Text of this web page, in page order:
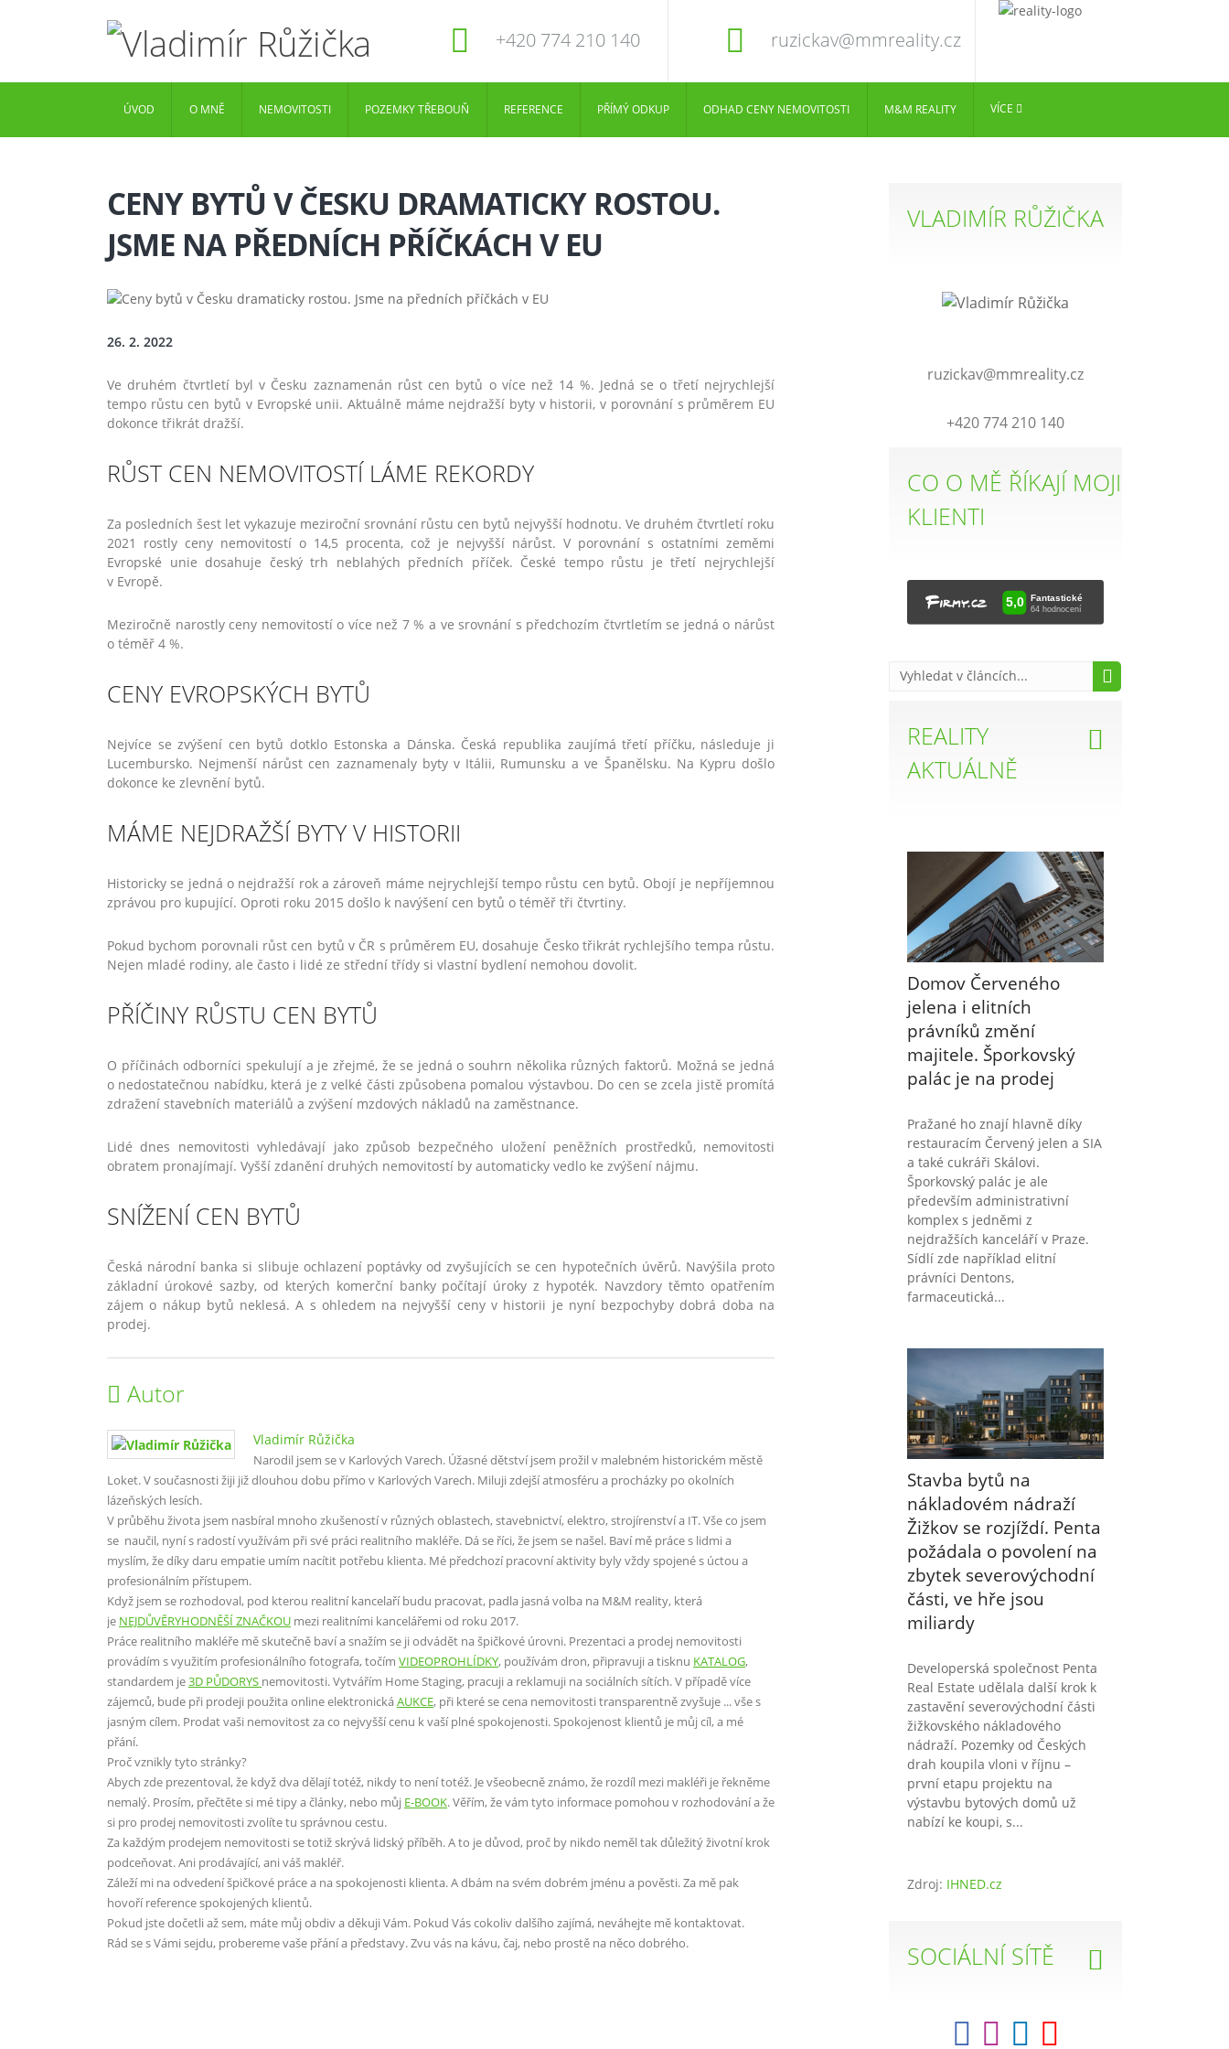
+420 774 210 140 ruzickav@mmreality.cz
ÚVOD O MNĚ NEMOVITOSTI POZEMKY TŘEBOUŇ REFERENCE PŘÍMÝ ODKUP ODHAD CENY NEMOVITOSTI M&M REALITY VÍCE
CENY BYTŮ V ČESKU DRAMATICKY ROSTOU.
JSME NA PŘEDNÍCH PŘÍČKÁCH V EU
26. 2. 2022
Ve druhém čtvrtletí byl v Česku zaznamenán růst cen bytů o více než 14 %. Jedná se o třetí nejrychlejší
tempo růstu cen bytů v Evropské unii. Aktuálně máme nejdražší byty v historii, v porovnání s průměrem EU
dokonce třikrát dražší.
RŮST CEN NEMOVITOSTÍ LÁME REKORDY
Za posledních šest let vykazuje meziroční srovnání růstu cen bytů nejvyšší hodnotu. Ve druhém čtvrtletí roku
2021 rostly ceny nemovitostí o 14,5 procenta, což je nejvyšší nárůst. V porovnání s ostatními zeměmi
Evropské unie dosahuje český trh neblahých předních příček. České tempo růstu je třetí nejrychlejší
v Evropě.
Meziročně narostly ceny nemovitostí o více než 7 % a ve srovnání s předchozím čtvrtletím se jedná o nárůst
o téměř 4 %.
CENY EVROPSKÝCH BYTŮ
Nejvíce se zvýšení cen bytů dotklo Estonska a Dánska. Česká republika zaujímá třetí příčku, následuje ji
Lucembursko. Nejmenší nárůst cen zaznamenaly byty v Itálii, Rumunsku a ve Španělsku. Na Kypru došlo
dokonce ke zlevnění bytů.
MÁME NEJDRAŽŠÍ BYTY V HISTORII
Historicky se jedná o nejdražší rok a zároveň máme nejrychlejší tempo růstu cen bytů. Obojí je nepříjemnou
zprávou pro kupující. Oproti roku 2015 došlo k navýšení cen bytů o téměř tři čtvrtiny.
Pokud bychom porovnali růst cen bytů v ČR s průměrem EU, dosahuje Česko třikrát rychlejšího tempa růstu.
Nejen mladé rodiny, ale často i lidé ze střední třídy si vlastní bydlení nemohou dovolit.
PŘÍČINY RŮSTU CEN BYTŮ
O příčinách odborníci spekulují a je zřejmé, že se jedná o souhrn několika různých faktorů. Možná se jedná
o nedostatečnou nabídku, která je z velké části způsobena pomalou výstavbou. Do cen se zcela jistě promítá
zdražení stavebních materiálů a zvýšení mzdových nákladů na zaměstnance.
Lidé dnes nemovitosti vyhledávají jako způsob bezpečného uložení peněžních prostředků, nemovitosti
obratem pronajímají. Vyšší zdanění druhých nemovitostí by automaticky vedlo ke zvýšení nájmu.
SNÍŽENÍ CEN BYTŮ
Česká národní banka si slibuje ochlazení poptávky od zvyšujících se cen hypotečních úvěrů. Navýšila proto
základní úrokové sazby, od kterých komerční banky počítají úroky z hypoték. Navzdory těmto opatřením
zájem o nákup bytů neklesá. A s ohledem na nejvyšší ceny v historii je nyní bezpochyby dobrá doba na
prodej.
Autor
Vladimír Růžička
Narodil jsem se v Karlových Varech. Úžasné dětství jsem prožil v malebném historickém městě
Loket. V současnosti žiji již dlouhou dobu přímo v Karlových Varech. Miluji zdejší atmosféru a procházky po okolních
lázeňských lesích.
V průběhu života jsem nasbíral mnoho zkušeností v různých oblastech, stavebnictví, elektro, strojírenství a IT. Vše co jsem
se naučil, nyní s radostí využívám při své práci realitního makléře. Dá se říci, že jsem se našel. Baví mě práce s lidmi a
myslím, že díky daru empatie umím nacítit potřebu klienta. Mé předchozí pracovní aktivity byly vždy spojené s úctou a
profesionálním přístupem.
Když jsem se rozhodoval, pod kterou realitní kancelaří budu pracovat, padla jasná volba na M&M reality, která
je NEJDŮVĚRYHODNĚŠÍ ZNAČKOU mezi realitními kancelářemi od roku 2017.
Práce realitního makléře mě skutečně baví a snažím se ji odvádět na špičkové úrovni. Prezentaci a prodej nemovitosti
provádím s využitím profesionálního fotografa, točím VIDEOPROHLÍDKY, používám dron, připravuji a tisknu KATALOG,
standardem je3D PŮDORYS nemovitosti. Vytvářím Home Staging, pracuji a reklamuji na sociálních sítích. V případě více
zájemců, bude při prodeji použita online elektronickáAUKCE, při které se cena nemovitosti transparentně zvyšuje ... vše s
jasným cílem. Prodat vaši nemovitost za co nejvyšší cenu k vaší plné spokojenosti. Spokojenost klientů je můj cíl, a mé
přání.
Proč vznikly tyto stránky?
Abych zde prezentoval, že když dva dělají totéž, nikdy to není totéž. Je všeobecně známo, že rozdíl mezi makléři je řekněme
nemalý. Prosím, přečtěte si mé tipy a články, nebo můj E-BOOK. Věřím, že vám tyto informace pomohou v rozhodování a že
si pro prodej nemovitosti zvolíte tu správnou cestu.
Za každým prodejem nemovitosti se totiž skrývá lidský příběh. A to je důvod, proč by nikdo neměl tak důležitý životní krok
podceňovat. Ani prodávající, ani váš makléř.
Záleží mi na odvedení špičkové práce a na spokojenosti klienta. A dbám na svém dobrém jménu a pověsti. Za mě pak
hovoří reference spokojených klientů.
Pokud jste dočetli až sem, máte můj obdiv a děkuji Vám. Pokud Vás cokoliv dalšího zajímá, neváhejte mě kontaktovat.
Rád se s Vámi sejdu, probereme vaše přání a představy. Zvu vás na kávu, čaj, nebo prostě na něco dobrého.
VLADIMÍR RŮŽIČKA
ruzickav@mmreality.cz
+420 774 210 140
CO O MĚ ŘÍKAJÍ MOJI
KLIENTI
REALITY
AKTUÁLNĚ
Domov Červeného
jelena i elitních
právníků změní
majitele. Šporkovský
palác je na prodej
Pražané ho znají hlavně díky
restauracím Červený jelen a SIA
a také cukráři Skálovi.
Šporkovský palác je ale
především administrativní
komplex s jedněmi z
nejdražších kanceláří v Praze.
Sídlí zde například elitní
právníci Dentons,
farmaceutická...
Stavba bytů na
nákladovém nádraží
Žižkov se rozjíždí. Penta
požádala o povolení na
zbytek severovýchodní
části, ve hře jsou
miliardy
Developerská společnost Penta
Real Estate udělala další krok k
zastavění severovýchodní části
žižkovského nákladového
nádraží. Pozemky od Českých
drah koupila vloni v říjnu –
první etapu projektu na
výstavbu bytových domů už
nabízí ke koupi, s...
Zdroj: IHNED.cz
SOCIÁLNÍ SÍTĚ
Chcete si prodat nemovitost sami?
Souhlasím se zpracováním osobních údajů